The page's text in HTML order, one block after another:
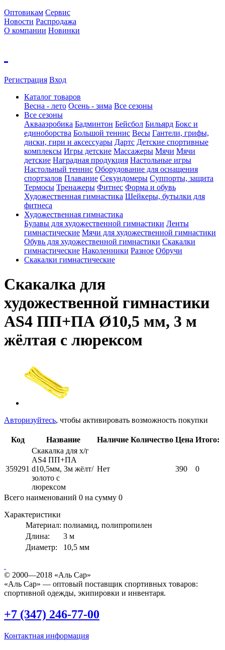
Оптовикам Сервис
Новости Распродажа
О компании Новинки
Регистрация Вход
Каталог товаров
Весна - лето Осень - зима Все сезоны
Все сезоны
Аквааэробика Бадминтон Бейсбол Бильярд Бокс и
единоборства Большой теннис Весы Гантели, грифы,
диски, гири и аксессуары Дартс Детские спортивные
комплексы Игры детские Массажеры Мячи Мячи
детские Наградная продукция Настольные игры
Настольный теннис Оборудование для оснащения
спортзалов Плавание Секундомеры Суппорты, защита
Термосы Тренажеры Фитнес Форма и обувь
Художественная гимнастика Шейкеры, бутылки для
фитнеса
Художественная гимнастика
Булавы для художественной гимнастики Ленты
гимнастические Мячи для художественной гимнастики
Обувь для художественной гимнастики Скакалки
гимнастические Наколенники Разное Обручи
Скакалки гимнастические
Скакалка для
художественной гимнастики
AS4 ПП+ПА Ø10,5 мм, 3 м
жёлтая с люрексом
Авторизуйтесь, чтобы активировать возможность покупки
Код Название Наличие Количество Цена Итого:
359291
Скакалка для х/г
AS4 ПП+ПА
d10,5мм, 3м жёлт/
золото с
люрексом
Нет 390 0
Всего наименований 0 на сумму 0
Характеристики
Материал: полиамид, полипропилен
Длина:
3 м
Диаметр:
10,5 мм
© 2000—2018 «Аль Сар»
«Аль Сар» — оптовый поставщик спортивных товаров:
спортивной одежды, экипировки и инвентаря.
+7 (347) 246-77-00
Контактная информация